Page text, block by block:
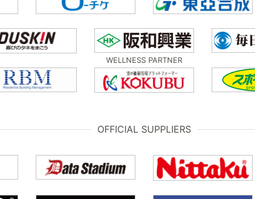
WELLNESS PARTNER
OFFICIAL SUPPLIERS